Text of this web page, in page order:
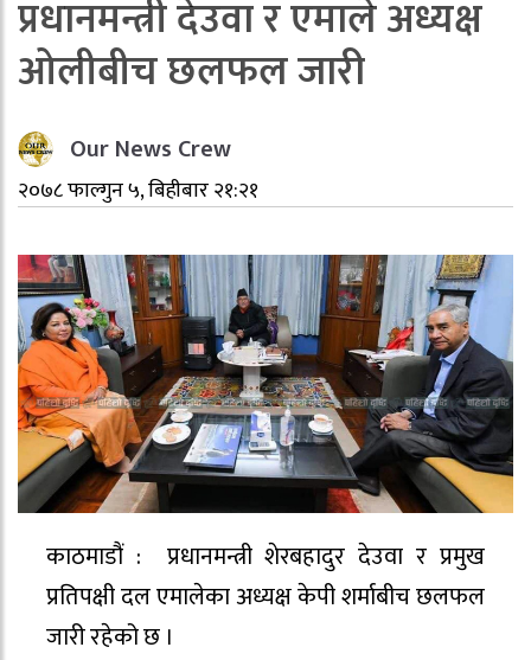
प्रधानमन्त्री देउवा र एमाले अध्यक्ष
ओलीबीच छलफल जारी
Our News Crew
२०७८ फाल्गुन ५, बिहीबार २१:२१
काठमाडौं : प्रधानमन्त्री शेरबहादुर देउवा र प्रमुख
प्रतिपक्षी दल एमालेका अध्यक्ष केपी शर्माबीच छलफल
जारी रहेको छ ।